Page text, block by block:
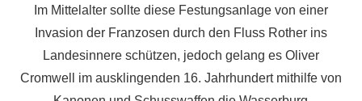
Im Mittelalter sollte diese Festungsanlage von einer
Invasion der Franzosen durch den Fluss Rother ins
Landesinnere schützen, jedoch gelang es Oliver
Cromwell im ausklingenden 16. Jahrhundert mithilfe von